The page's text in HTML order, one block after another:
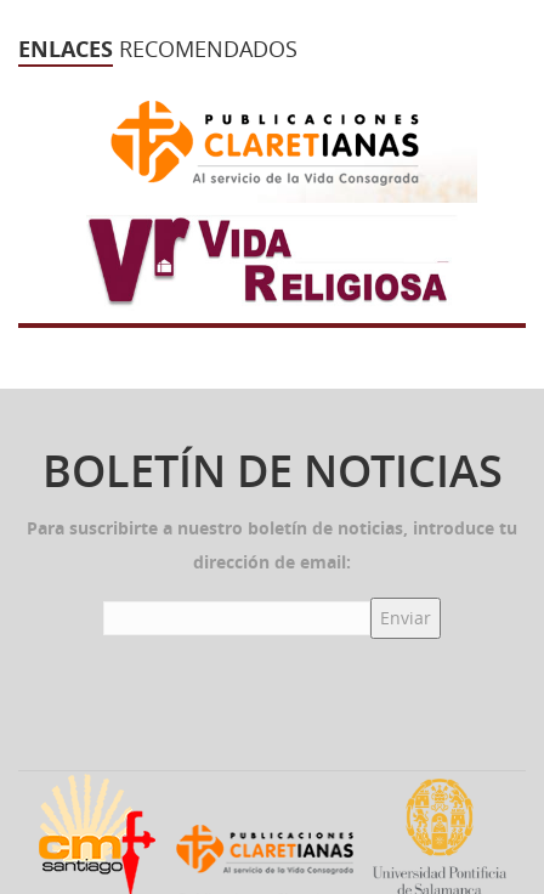
ENLACES RECOMENDADOS
BOLETÍN DE NOTICIAS
Para suscribirte a nuestro boletín de noticias, introduce tu
dirección de email: